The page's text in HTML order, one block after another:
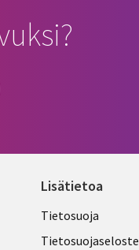
Lisätietoa
Legal
FINLAND
Tietosuoja
Tietosuojaseloste